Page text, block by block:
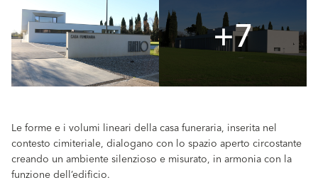
+7
Le forme e i volumi lineari della casa funeraria, inserita nel
contesto cimiteriale, dialogano con lo spazio aperto circostante
creando un ambiente silenzioso e misurato, in armonia con la
funzione dell’edificio.